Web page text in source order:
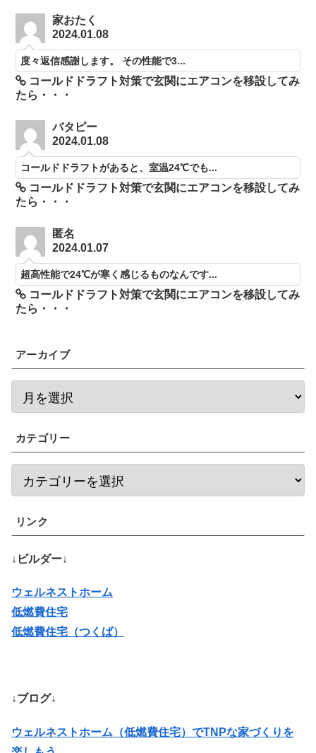
家おたく
2024.01.08
度々返信感謝します。 その性能で3...
コールドドラフト対策で玄関にエアコンを移設してみ
たら・・・
バタピー
2024.01.08
コールドドラフトがあると、室温24℃でも...
コールドドラフト対策で玄関にエアコンを移設してみ
たら・・・
匿名
2024.01.07
超高性能で24℃が寒く感じるものなんです...
コールドドラフト対策で玄関にエアコンを移設してみ
たら・・・
アーカイブ
カテゴリー
リンク
↓ビルダー↓
ウェルネストホーム
低燃費住宅
低燃費住宅（つくば）
↓ブログ↓
ウェルネストホーム（低燃費住宅）でTNPな家づくりを